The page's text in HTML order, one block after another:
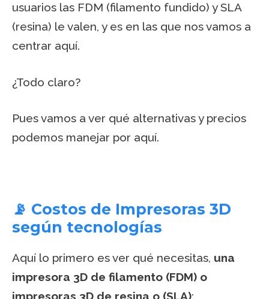
usuarios las FDM (filamento fundido) y SLA
(resina) le valen, y es en las que nos vamos a
centrar aquí.
¿Todo claro?
Pues vamos a ver qué alternativas y precios
podemos manejar por aquí.
📡 Costos de Impresoras 3D
según tecnologías
Aquí lo primero es ver qué necesitas, una
impresora 3D de filamento (FDM) o
impresoras 3D de resina o (SLA):